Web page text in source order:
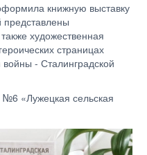
книжную выставку
представлены
художественная
страницах
- Сталинградской
«Лужецкая сельская